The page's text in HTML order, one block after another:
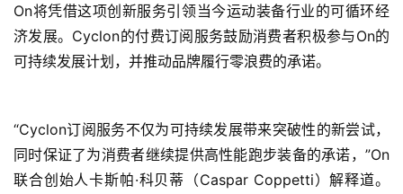
On将凭借这项创新服务引领当今运动装备行业的可循环经
济发展。Cyclon的付费订阅服务鼓励消费者积极参与On的
可持续发展计划，并推动品牌履行零浪费的承诺。
“Cyclon订阅服务不仅为可持续发展带来突破性的新尝试，
同时保证了为消费者继续提供高性能跑步装备的承诺，”On
联合创始人卡斯帕·科贝蒂（Caspar Coppetti）解释道。